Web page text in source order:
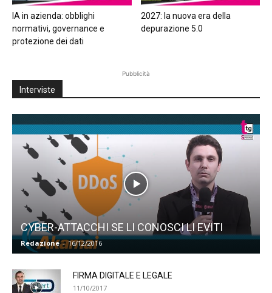
IA in azienda: obblighi
normativi, governance e
protezione dei dati
2027: la nuova era della
depurazione 5.0
Pubblicità
Interviste
CYBER-ATTACCHI SE LI CONOSCI LI EVITI
Redazione - 16/12/2016
FIRMA DIGITALE E LEGALE
11/10/2017